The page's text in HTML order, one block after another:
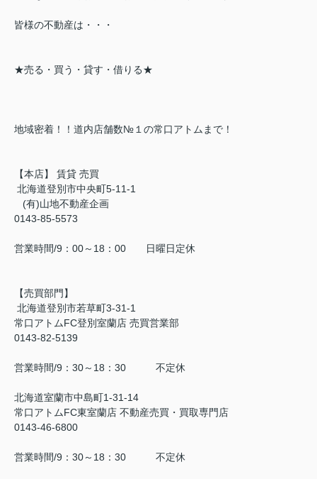
皆様の不動産は・・・
★売る・買う・貸す・借りる★
地域密着！！道内店舗数№１の常口アトムまで！
【本店】 賃貸 売買
北海道登別市中央町5-11-1
(有)山地不動産企画
0143-85-5573
営業時間/9：00～18：00 日曜日定休
【売買部門】
北海道登別市若草町3-31-1
常口アトムFC登別室蘭店 売買営業部
0143-82-5139
営業時間/9：30～18：30 不定休
北海道室蘭市中島町1-31-14
常口アトムFC東室蘭店 不動産売買・買取専門店
0143-46-6800
営業時間/9：30～18：30 不定休